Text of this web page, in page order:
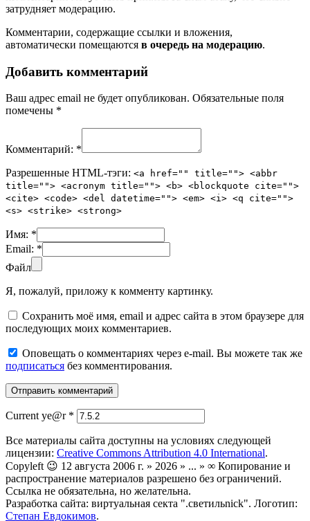
затрудняет модерацию.
Комментарии, содержащие ссылки и вложения,
автоматически помещаются в очередь на модерацию.
Добавить комментарий
Ваш адрес email не будет опубликован. Обязательные поля
помечены *
Комментарий: *
Разрешенные HTML-тэги: <a href="" title=""> <abbr
title=""> <acronym title=""> <b> <blockquote cite="">
<cite> <code> <del datetime=""> <em> <i> <q cite="">
<s> <strike> <strong>
Имя: *
Email: *
Файл
Я, пожалуй, приложу к комменту картинку.
Сохранить моё имя, email и адрес сайта в этом браузере для
последующих моих комментариев.
Оповещать о комментариях через e-mail. Вы можете так же
подписаться без комментирования.
Current ye@r *
Все материалы сайта доступны на условиях следующей
лицензии: Creative Commons Attribution 4.0 International.
Copyleft 😉 12 августа 2006 г. » 2026 » ... » ∞ Копирование и
распространение материалов разрешено без ограничений.
Ссылка не обязательна, но желательна.
Разработка сайта: виртуальная секта ".светильnick". Логотип:
Степан Евдокимов.